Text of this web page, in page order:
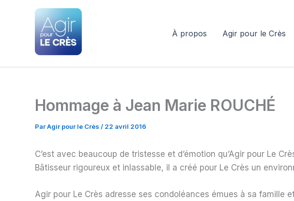
À propos Agir pour le Crès
Hommage à Jean Marie ROUCHÉ
ParAgir pour le Crès / 22 avril 2016
C’est avec beaucoup de tristesse et d’émotion qu’Agir pour Le
Bâtisseur rigoureux et inlassable, il a créé pour Le Crès un
Agir pour Le Crès adresse ses condoléances émues à sa famille